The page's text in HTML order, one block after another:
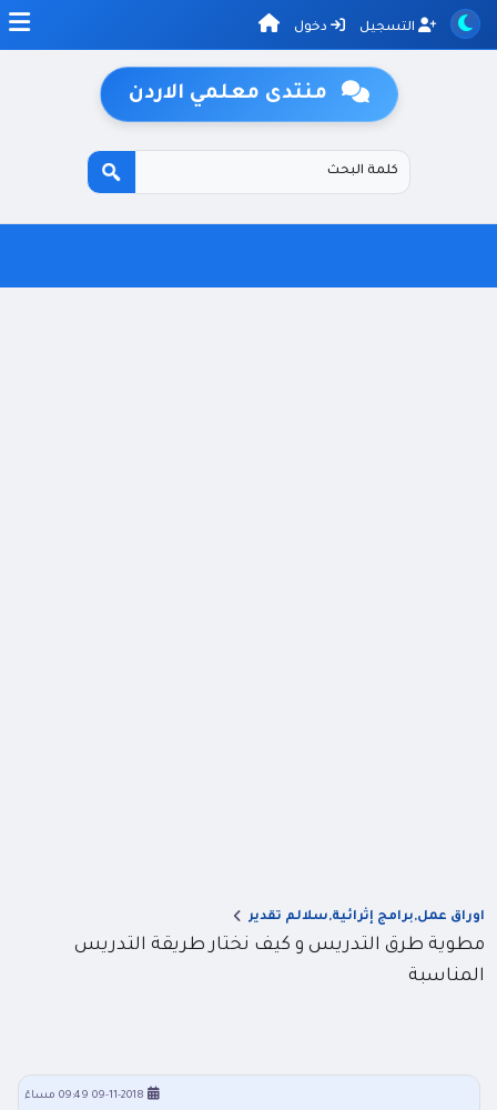
التسجيل دخول
منتدى معلمي الاردن
اوراق عمل,برامج إثرائية,سلالم تقدير
مطوية طرق التدريس و كيف نختار طريقة التدريس
المناسبة
09-11-2018 09:49 مساءً